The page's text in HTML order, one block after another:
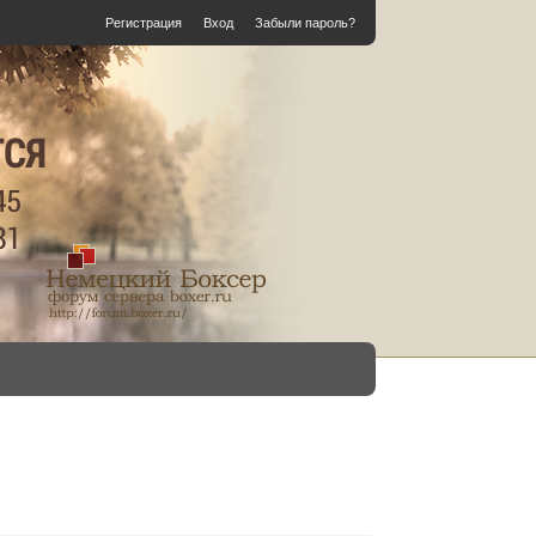
Регистрация Вход Забыли пароль?